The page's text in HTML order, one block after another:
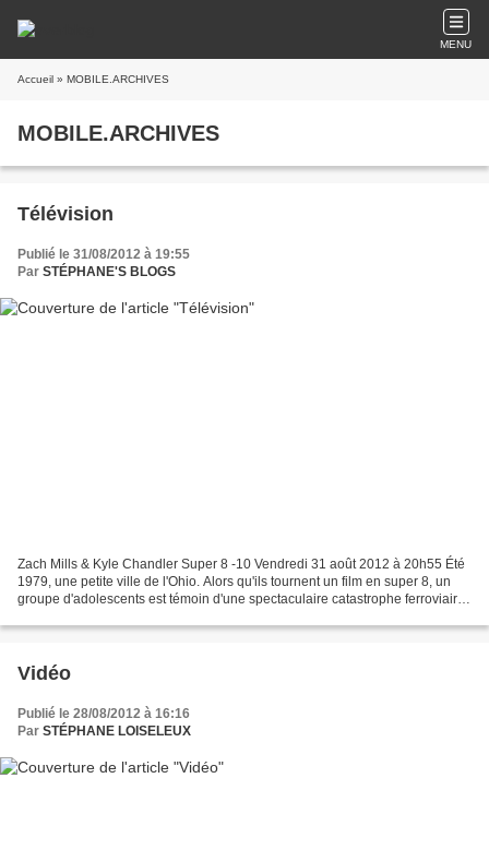
MENU
Accueil » MOBILE.ARCHIVES
MOBILE.ARCHIVES
Télévision
Publié le 31/08/2012 à 19:55
Par STÉPHANE'S BLOGS
Zach Mills & Kyle Chandler Super 8 -10 Vendredi 31 août 2012 à 20h55 Été
1979, une petite ville de l'Ohio. Alors qu'ils tournent un film en super 8, un
groupe d'adolescents est témoin d'une spectaculaire catastrophe ferroviaire.
Vidéo
Publié le 28/08/2012 à 16:16
Par STÉPHANE LOISELEUX